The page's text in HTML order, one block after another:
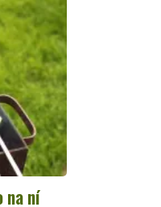
na ní